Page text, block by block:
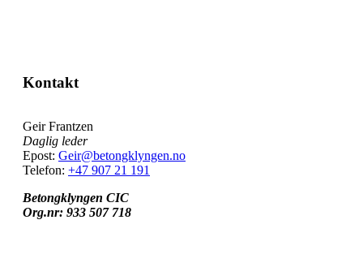
Kontakt
Geir Frantzen
Daglig leder
Epost: Geir@betongklyngen.no
Telefon: +47 907 21 191
Betongklyngen CIC
Org.nr: 933 507 718